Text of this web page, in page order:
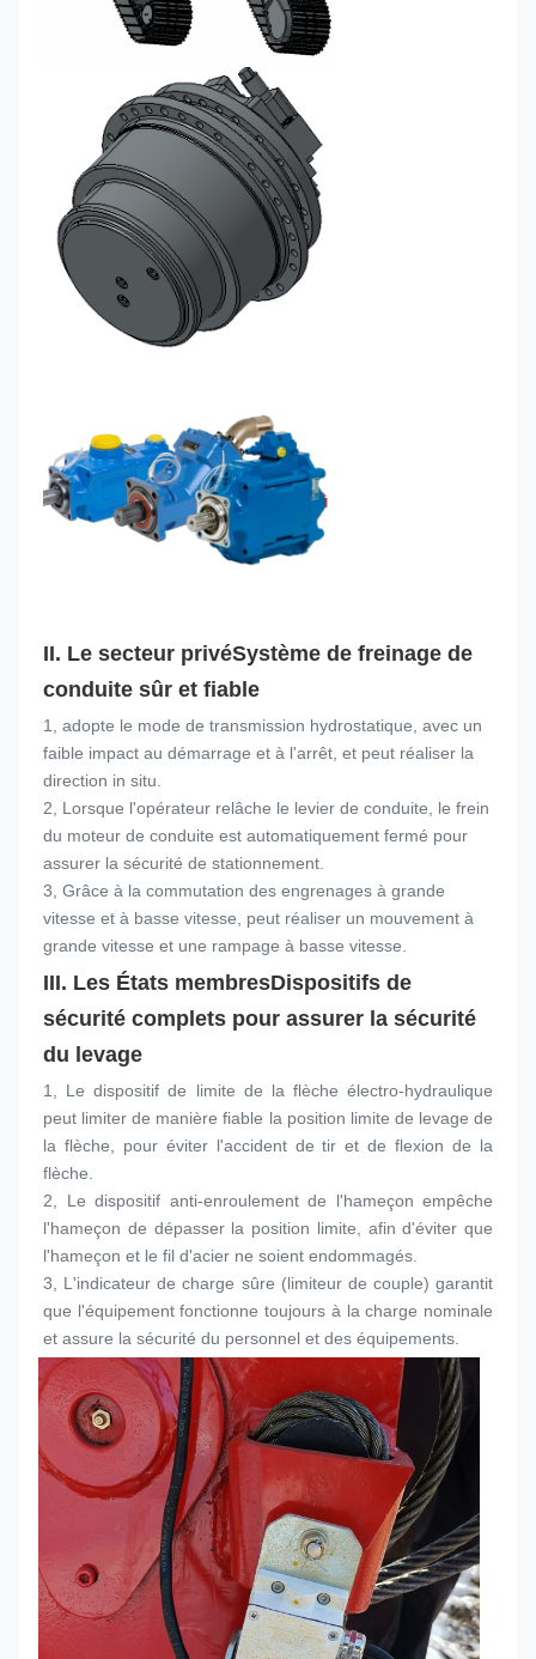
II. Le secteur privéSystème de freinage de
conduite sûr et fiable
1, adopte le mode de transmission hydrostatique, avec un
faible impact au démarrage et à l'arrêt, et peut réaliser la
direction in situ.
2, Lorsque l'opérateur relâche le levier de conduite, le frein
du moteur de conduite est automatiquement fermé pour
assurer la sécurité de stationnement.
3, Grâce à la commutation des engrenages à grande
vitesse et à basse vitesse, peut réaliser un mouvement à
grande vitesse et une rampage à basse vitesse.
III. Les États membresDispositifs de
sécurité complets pour assurer la sécurité
du levage
1, Le dispositif de limite de la flèche électro-hydraulique
peut limiter de manière fiable la position limite de levage de
la flèche, pour éviter l'accident de tir et de flexion de la
flèche.
2, Le dispositif anti-enroulement de l'hameçon empêche
l'hameçon de dépasser la position limite, afin d'éviter que
l'hameçon et le fil d'acier ne soient endommagés.
3, L'indicateur de charge sûre (limiteur de couple) garantit
que l'équipement fonctionne toujours à la charge nominale
et assure la sécurité du personnel et des équipements.